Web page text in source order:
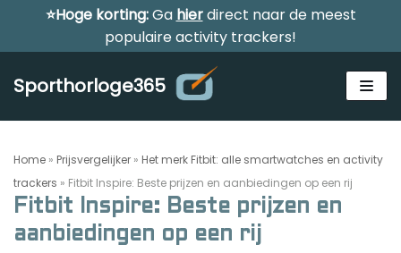
Meteen
inhoud
⭐Hoge korting:Ga hierdirect naar de meest
populaire activity trackers!
Sporthorloge365
Alle sporthorloges
Home » Prijsvergelijker » Het merk Fitbit: alle smartwatches en activity
trackers » Fitbit Inspire: Beste prijzen en aanbiedingen op een rij
Fitbit Inspire: Beste prijzen en
aanbiedingen op een rij